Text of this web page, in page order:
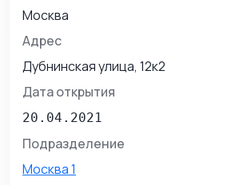
Москва
Адрес
Дубнинская улица, 12к2
Дата открытия
20.04.2021
Подразделение
Москва 1